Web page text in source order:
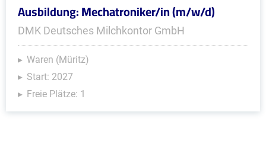
Ausbildung: Mechatroniker/in (m/w/d)
DMK Deutsches Milchkontor GmbH
Waren (Müritz)
Start: 2027
Freie Plätze: 1